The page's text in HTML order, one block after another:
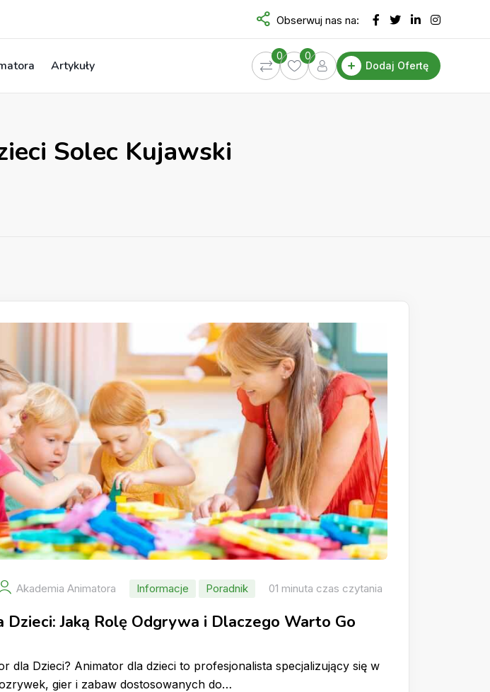
Obserwuj nas na:
Artykuły
0
0
Dodaj Ofertę
Solec Kujawski
Akademia Animatora Informacje Poradnik 01 minuta czas czytania
Dzieci: Jaką Rolę Odgrywa i Dlaczego Warto Go
dla Dzieci? Animator dla dzieci to profesjonalista specjalizujący się w
gier i zabaw dostosowanych do…